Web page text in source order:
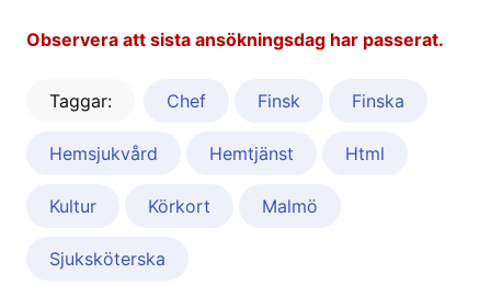
Observera att sista ansökningsdag har passerat.
Taggar: Chef Finsk Finska
Hemsjukvård Hemtjänst Html
Kultur Körkort Malmö
Sjuksköterska